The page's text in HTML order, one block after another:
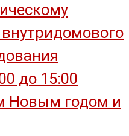
до 15:00
Новым годом и